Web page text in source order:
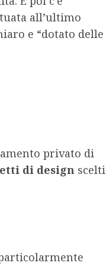
all’ultimo
e “dotato delle
privato di
di design scelti